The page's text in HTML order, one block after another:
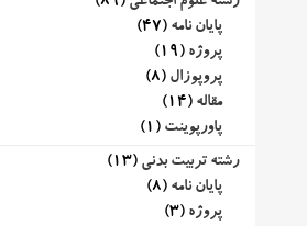
پایان نامه (47)
پروژه (19)
پروپوزال (8)
مقاله (14)
پاورپوینت (1)
رشته تربیت بدنی (13)
پایان نامه (8)
پروژه (3)